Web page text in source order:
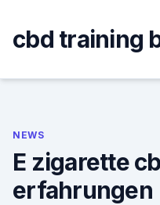
content
cbd training
NEWS
E zigarette
erfahrungen